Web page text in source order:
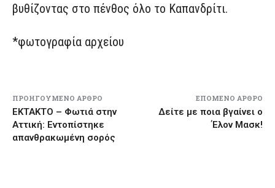
βυθίζοντας στο πένθος όλο το Καπανδρίτι.
*φωτογραφία αρχείου
ΠΡΟΗΓΟΎΜΕΝΟ ΆΡΘΡΟ
ΕΚΤΑΚΤΟ – Φωτιά στην
Αττική: Εντοπίστηκε
απανθρακωμένη σορός
ΕΠΌΜΕΝΟ ΆΡΘΡΟ
Δείτε με ποια βγαίνει ο
Έλον Μασκ!